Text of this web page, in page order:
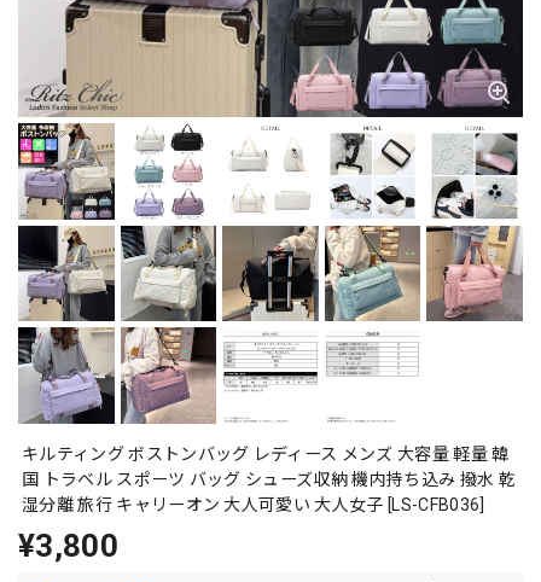
キルティング ボストンバッグ レディース メンズ 大容量 軽量 韓
国 トラベル スポーツ バッグ シューズ収納 機内持ち込み 撥水 乾
湿分離 旅行 キャリーオン 大人可愛い 大人女子 [LS-CFB036]
¥3,800